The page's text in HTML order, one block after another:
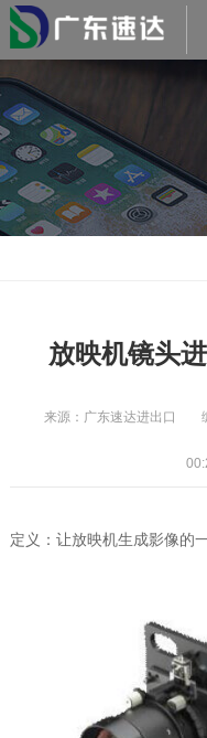
放映机镜头
来源：广东速达进出口
定义：让放映机生成影像的